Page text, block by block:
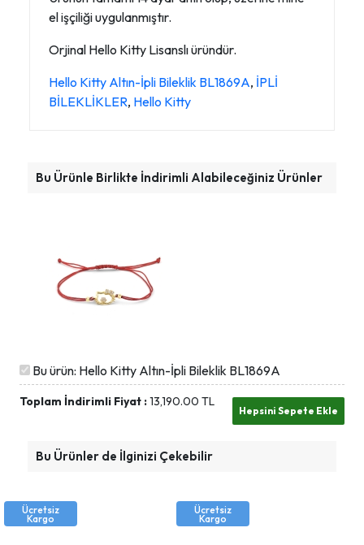
el işçiliği uygulanmıştır.
Orjinal Hello Kitty Lisanslı üründür.
Hello Kitty Altın-İpli Bileklik BL1869A, İPLİ
BİLEKLİKLER, Hello Kitty
Bu Ürünle Birlikte İndirimli Alabileceğiniz Ürünler
Bu ürün: Hello Kitty Altın-İpli Bileklik BL1869A
Toplam İndirimli Fiyat :13,190.00 TL
Bu Ürünler de İlginizi Çekebilir
Ücretsiz
Kargo
Ücretsiz
Kargo